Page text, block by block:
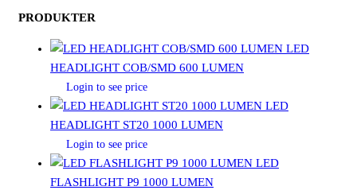
PRODUKTER
LED
HEADLIGHT COB/SMD 600 LUMEN
Login to see price
LED
HEADLIGHT ST20 1000 LUMEN
Login to see price
LED
FLASHLIGHT P9 1000 LUMEN